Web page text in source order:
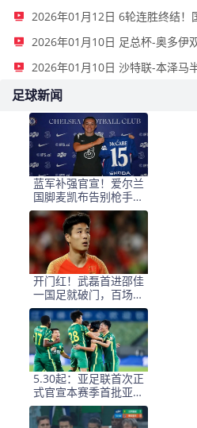
2026年01月10日 沙特联-本泽马
足球新闻
蓝军补强官宣！爱尔兰
国脚麦凯布告别枪手，
签约切尔西锁定五年约
开门红！武磊首进邵佳
一国足就破门，百场里
程碑稳了
5.30起：亚足联首次正
式官宣本赛季首批亚冠
精英赛准入名单